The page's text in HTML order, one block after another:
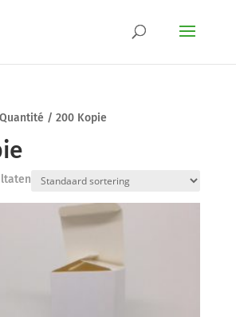
/ 200 Kopie